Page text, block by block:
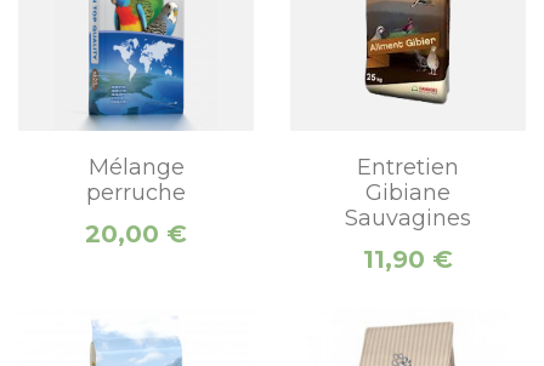
Mélange
perruche
Prix
20,00 €
Entretien
Gibiane
Sauvagines
Prix
11,90 €